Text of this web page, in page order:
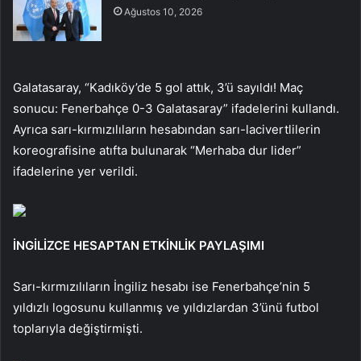
Ağustos 10, 2026
Galatasaray, “Kadıköy’de 5 gol attık, 3’ü sayıldı! Maç
sonucu: Fenerbahçe 0-3 Galatasaray” ifadelerini kullandı.
Ayrıca sarı-kırmızılıların hesabından sarı-lacivertlilerin
koreografisine atıfta bulunarak “Merhaba dur lider”
ifadelerine yer verildi.
İNGİLİZCE HESAPTAN ETKİNLİK PAYLAŞIMI
Sarı-kırmızılıların İngiliz hesabı ise Fenerbahçe’nin 5
yıldızlı logosunu kullanmış ve yıldızlardan 3’ünü futbol
toplarıyla değiştirmişti.